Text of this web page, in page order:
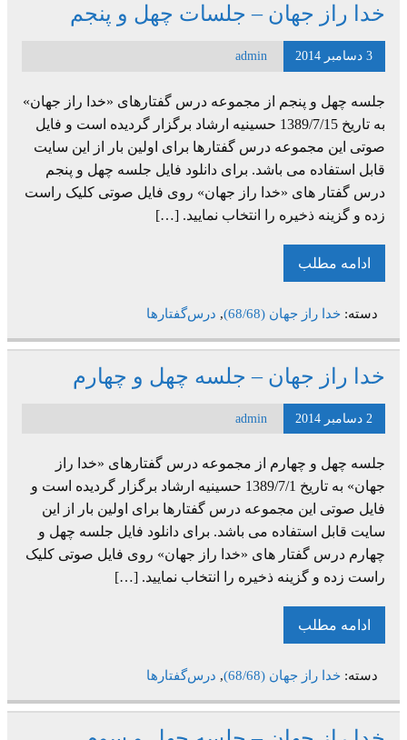
خدا راز جهان – جلسات چهل و پنجم
3 دسامبر 2014 admin
جلسه چهل و پنجم از مجموعه درس گفتارهای «خدا راز جهان»
به تاریخ 1389/7/15 حسینیه ارشاد برگزار گردیده است و فایل
صوتی این مجموعه درس گفتارها برای اولین بار از این سایت
قابل استفاده می باشد. برای دانلود فایل جلسه چهل و پنجم
درس گفتار های «خدا راز جهان» روی فایل صوتی کلیک راست
زده و گزینه ذخیره را انتخاب نمایید. […]
ادامه مطلب
دسته: خدا راز جهان (68/68) , درس‌گفتارها
خدا راز جهان – جلسه چهل و چهارم
2 دسامبر 2014 admin
جلسه چهل و چهارم از مجموعه درس گفتارهای «خدا راز
جهان» به تاریخ 1389/7/1 حسینیه ارشاد برگزار گردیده است و
فایل صوتی این مجموعه درس گفتارها برای اولین بار از این
سایت قابل استفاده می باشد. برای دانلود فایل جلسه چهل و
چهارم درس گفتار های «خدا راز جهان» روی فایل صوتی کلیک
راست زده و گزینه ذخیره را انتخاب نمایید. […]
ادامه مطلب
دسته: خدا راز جهان (68/68) , درس‌گفتارها